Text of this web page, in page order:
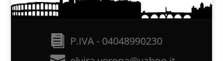
P.IVA - 04048990230